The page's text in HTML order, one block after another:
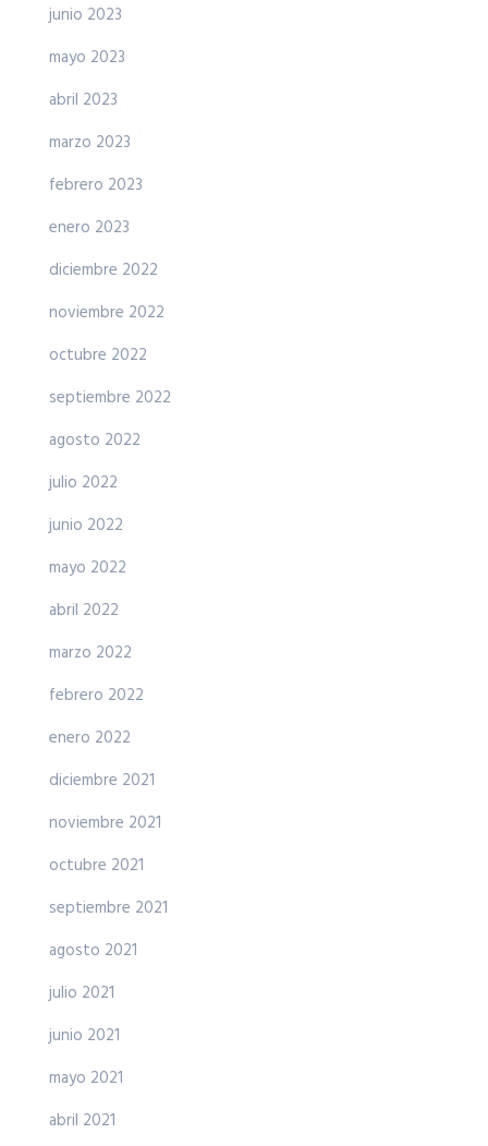
junio 2023
mayo 2023
abril 2023
marzo 2023
febrero 2023
enero 2023
diciembre 2022
noviembre 2022
octubre 2022
septiembre 2022
agosto 2022
julio 2022
junio 2022
mayo 2022
abril 2022
marzo 2022
febrero 2022
enero 2022
diciembre 2021
noviembre 2021
octubre 2021
septiembre 2021
agosto 2021
julio 2021
junio 2021
mayo 2021
abril 2021